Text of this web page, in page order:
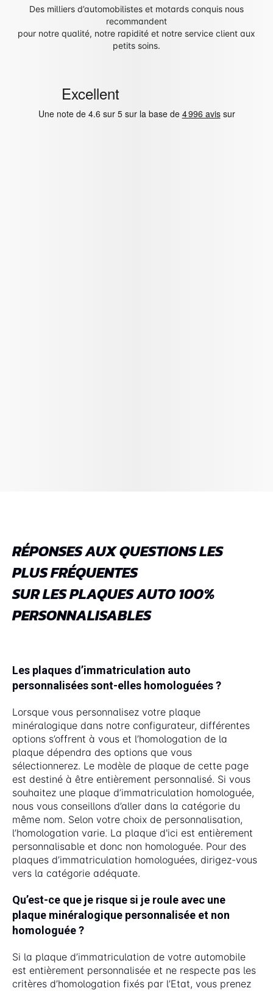
Des milliers d’automobilistes et motards conquis nous
recommandent
pour notre qualité, notre rapidité et notre service client aux
petits soins.
RÉPONSES AUX QUESTIONS LES
PLUS FRÉQUENTES
SUR LES PLAQUES AUTO 100%
PERSONNALISABLES
Les plaques d’immatriculation auto
personnalisées sont-elles homologuées ?
Lorsque vous personnalisez votre plaque
minéralogique dans notre configurateur, différentes
options s’offrent à vous et l’homologation de la
plaque dépendra des options que vous
sélectionnerez. Le modèle de plaque de cette page
est destiné à être entièrement personnalisé. Si vous
souhaitez une plaque d’immatriculation homologuée,
nous vous conseillons d’aller dans la catégorie du
même nom. Selon votre choix de personnalisation,
l’homologation varie. La plaque d'ici est entièrement
personnalisable et donc non homologuée. Pour des
plaques d’immatriculation homologuées, dirigez-vous
vers la catégorie adéquate.
Qu’est-ce que je risque si je roule avec une
plaque minéralogique personnalisée et non
homologuée ?
Si la plaque d’immatriculation de votre automobile
est entièrement personnalisée et ne respecte pas les
critères d’homologation fixés par l’Etat, vous prenez